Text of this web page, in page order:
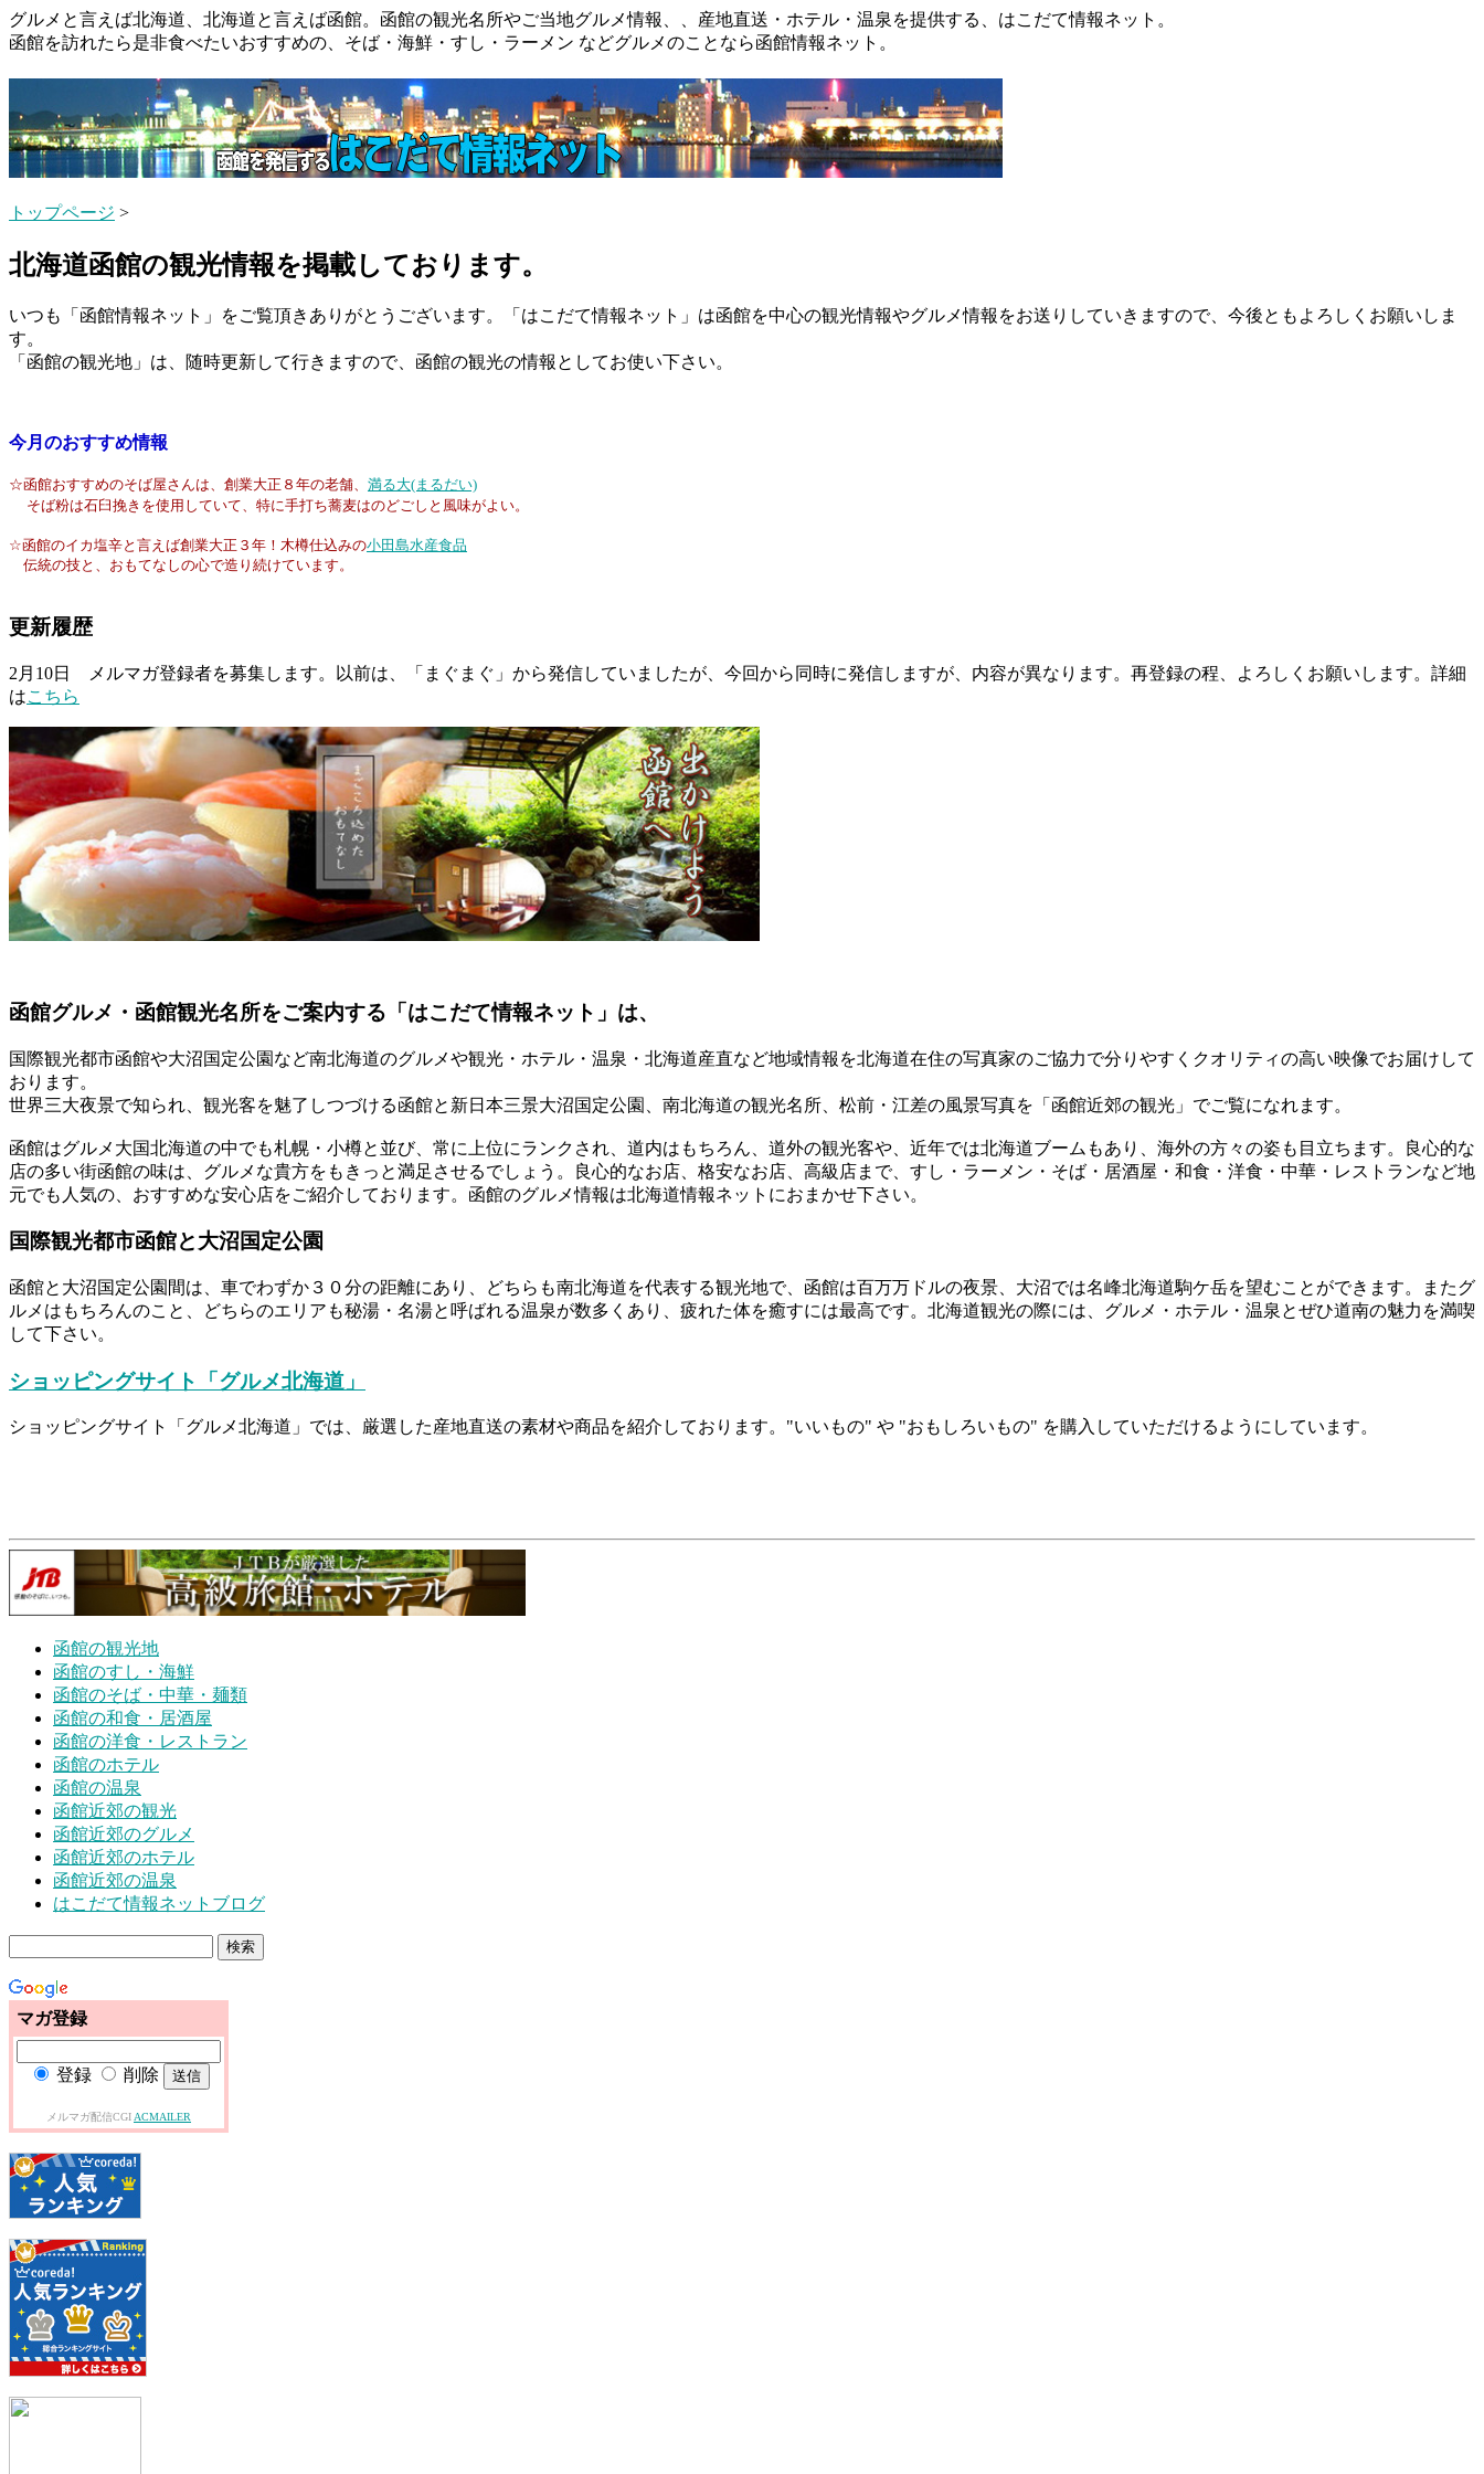
グルメと言えば北海道、北海道と言えば函館。函館の観光名所やご当地グルメ情報、、産地直送・ホテル・温泉を提供する、はこだて情報ネット。
函館を訪れたら是非食べたいおすすめの、そば・海鮮・すし・ラーメン などグルメのことなら函館情報ネット。
トップページ >
北海道函館の観光情報を掲載しております。
いつも「函館情報ネット」をご覧頂きありがとうございます。「はこだて情報ネット」は函館を中心の観光情報やグルメ情報をお送りしていきますので、今後ともよろしくお願いしま
す。
「函館の観光地」は、随時更新して行きますので、函館の観光の情報としてお使い下さい。
今月のおすすめ情報
☆函館おすすめのそば屋さんは、創業大正８年の老舗、 満る大(まるだい)
そば粉は石臼挽きを使用していて、特に手打ち蕎麦はのどごしと風味がよい。
☆函館のイカ塩辛と言えば創業大正３年！木樽仕込みの小田島水産食品
伝統の技と、おもてなしの心で造り続けています。
更新履歴
2月10日 メルマガ登録者を募集します。以前は、「まぐまぐ」から発信していましたが、今回から同時に発信しますが、内容が異なります。再登録の程、よろしくお願いします。詳細
はこちら
函館グルメ・函館観光名所をご案内する「はこだて情報ネット」は、
国際観光都市函館や大沼国定公園など南北海道のグルメや観光・ホテル・温泉・北海道産直など地域情報を北海道在住の写真家のご協力で分りやすくクオリティの高い映像でお届けして
おります。
世界三大夜景で知られ、観光客を魅了しつづける函館と新日本三景大沼国定公園、南北海道の観光名所、松前・江差の風景写真を「函館近郊の観光」でご覧になれます。
函館はグルメ大国北海道の中でも札幌・小樽と並び、常に上位にランクされ、道内はもちろん、道外の観光客や、近年では北海道ブームもあり、海外の方々の姿も目立ちます。良心的な
店の多い街函館の味は、グルメな貴方をもきっと満足させるでしょう。良心的なお店、格安なお店、高級店まで、すし・ラーメン・そば・居酒屋・和食・洋食・中華・レストランなど地
元でも人気の、おすすめな安心店をご紹介しております。函館のグルメ情報は北海道情報ネットにおまかせ下さい。
国際観光都市函館と大沼国定公園
函館と大沼国定公園間は、車でわずか３０分の距離にあり、どちらも南北海道を代表する観光地で、函館は百万万ドルの夜景、大沼では名峰北海道駒ケ岳を望むことができます。またグ
ルメはもちろんのこと、どちらのエリアも秘湯・名湯と呼ばれる温泉が数多くあり、疲れた体を癒すには最高です。北海道観光の際には、グルメ・ホテル・温泉とぜひ道南の魅力を満喫
して下さい。
ショッピングサイト「グルメ北海道」
ショッピングサイト「グルメ北海道」では、厳選した産地直送の素材や商品を紹介しております。"いいもの" や "おもしろいもの" を購入していただけるようにしています。
函館の観光地
函館のすし・海鮮
函館のそば・中華・麺類
函館の和食・居酒屋
函館の洋食・レストラン
函館のホテル
函館の温泉
函館近郊の観光
函館近郊のグルメ
函館近郊のホテル
函館近郊の温泉
はこだて情報ネットブログ
マガ登録
登録 削除
メルマガ配信CGIACMAILER